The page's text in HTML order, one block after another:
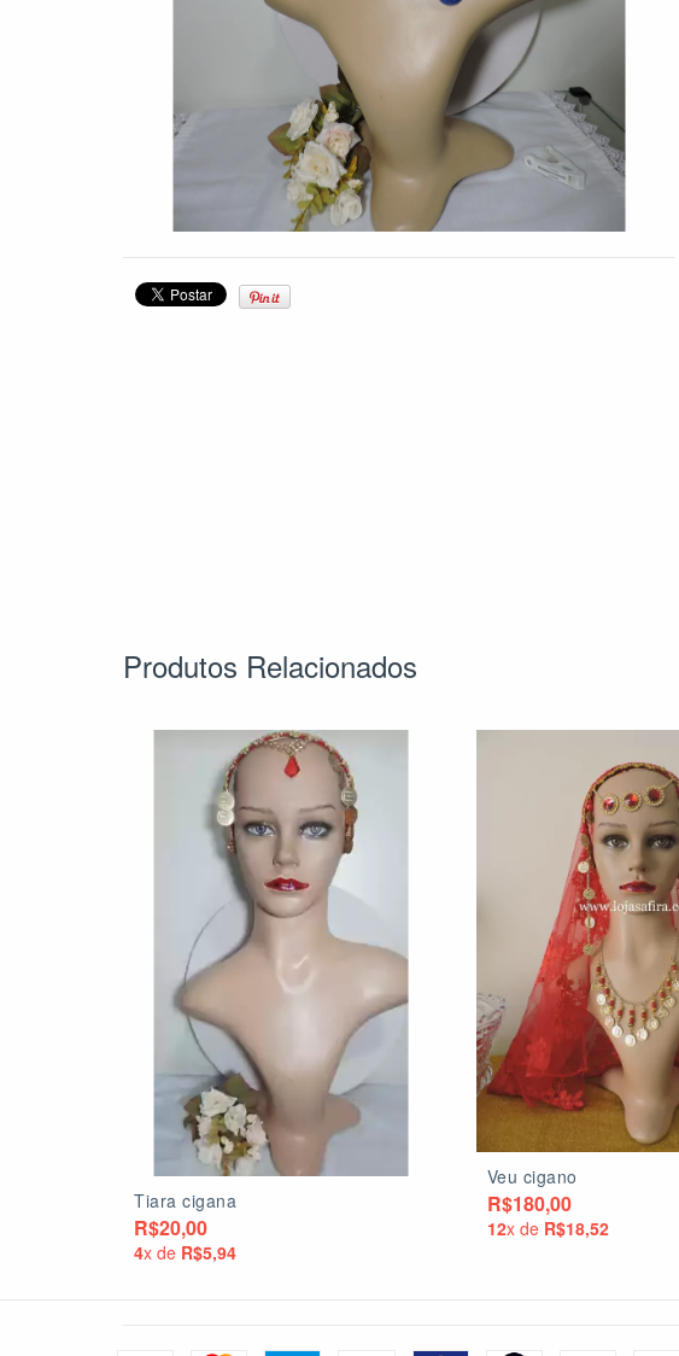
Produtos Relacionados
Tiara cigana
R$20,00
4x de R$5,94
Veu cigano
R$180,00
12x de R$18,52